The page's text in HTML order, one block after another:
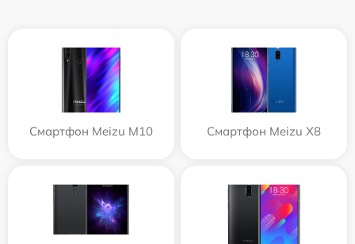
Смартфон Meizu M10 Смартфон Meizu X8